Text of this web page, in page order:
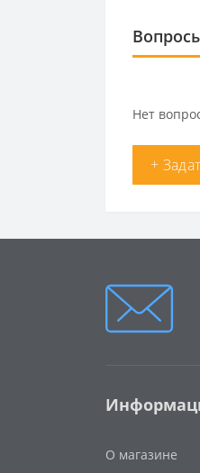
Нет
+
О магазине